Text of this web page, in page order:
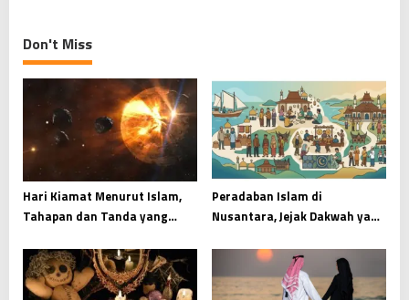
Don't Miss
Hari Kiamat Menurut Islam,
Tahapan dan Tanda yang
Peradaban Islam di
Nusantara, Jejak Dakwah yang